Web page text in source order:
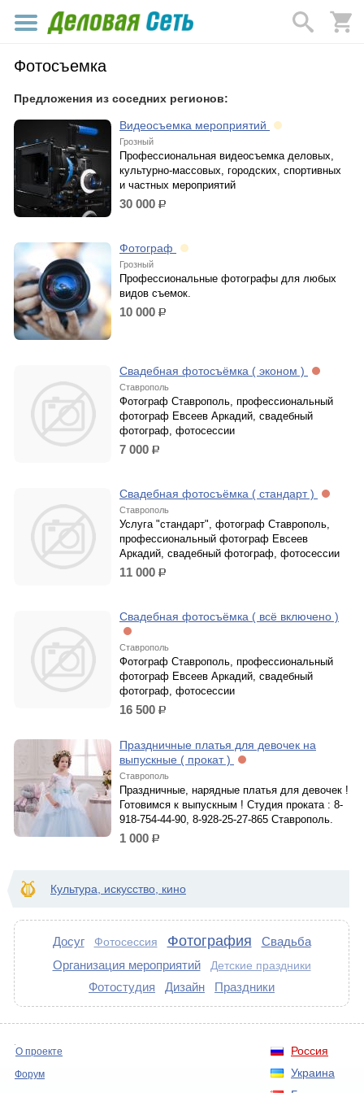
Фотосъемка
Предложения из соседних регионов:
Видеосъемка мероприятий
Грозный
Профессиональная видеосъемка деловых,
культурно-массовых, городских, спортивных
и частных мероприятий
30 000 р.
Фотограф
Грозный
Профессиональные фотографы для любых
видов съемок.
10 000 р.
Свадебная фотосъёмка ( эконом )
Ставрополь
Фотограф Ставрополь, профессиональный
фотограф Евсеев Аркадий, свадебный
фотограф, фотосессии
7 000 р.
Свадебная фотосъёмка ( стандарт )
Ставрополь
Услуга "стандарт", фотограф Ставрополь,
профессиональный фотограф Евсеев
Аркадий, свадебный фотограф, фотосессии
11 000 р.
Свадебная фотосъёмка ( всё включено )
Ставрополь
Фотограф Ставрополь, профессиональный
фотограф Евсеев Аркадий, свадебный
фотограф, фотосессии
16 500 р.
Праздничные платья для девочек на
выпускные ( прокат )
Ставрополь
Праздничные, нарядные платья для девочек !
Готовимся к выпускным ! Студия проката : 8-
918-754-44-90, 8-928-25-27-865 Ставрополь.
1 000 р.
Культура, искусство, кино
Досуг Фотосессия Фотография
Свадьба
Организация мероприятий
Детские праздники
Фотостудия Дизайн Праздники
Россия
Украина
О проекте
Форум